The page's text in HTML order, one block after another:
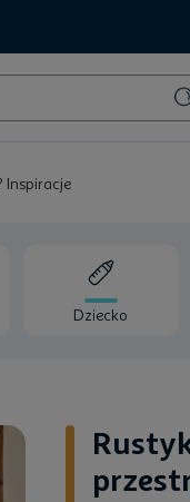
Inspiracje
Dziecko